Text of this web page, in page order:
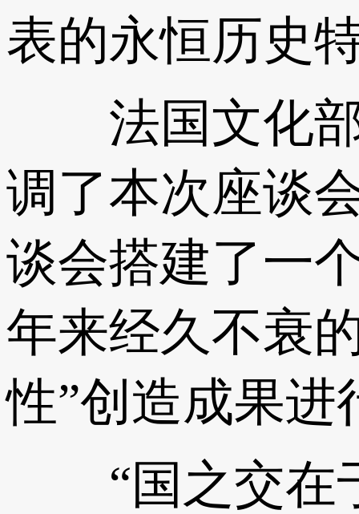
表的永恒历史
法国文化部
调了本次座谈
谈会搭建了一
年来经久不衰
性”创造成果进
“国之交在于